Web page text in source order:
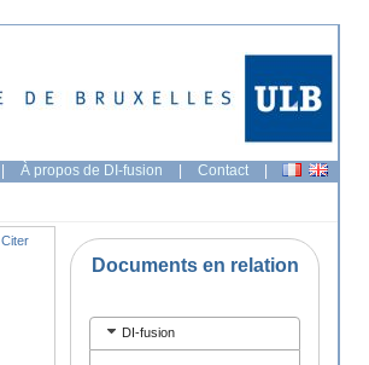
| À propos de DI-fusion | Contact |
Citer
Documents en relation
DI-fusion